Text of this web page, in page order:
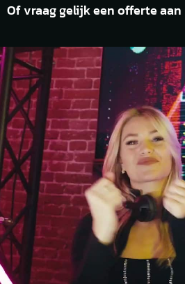
Of vraag gelijk een offerte aan